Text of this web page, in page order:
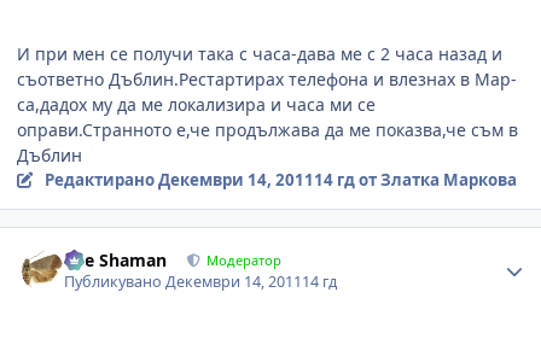
И при мен се получи така с часа-дава ме с 2 часа назад и
съответно Дъблин.Рестартирах телефона и влезнах в Map-
са,дадох му да ме локализира и часа ми се
оправи.Странното е,че продължава да ме показва,че съм в
Дъблин
РедактираноДекември 14, 201114 гдот Златка Маркова
The Shaman Модератор
ПубликуваноДекември 14, 201114 гд